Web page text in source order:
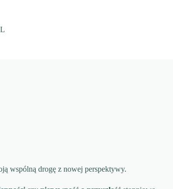
wspólną drogę z nowej perspektywy.